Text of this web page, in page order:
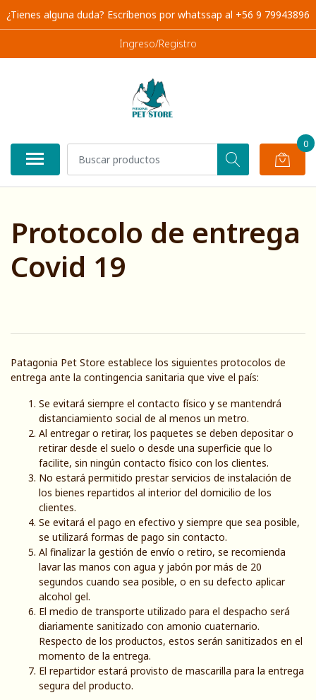
¿Tienes alguna duda? Escríbenos por whatssap al +56 9 79943896
Ingreso/Registro
0
Protocolo de entrega
Covid 19
Patagonia Pet Store establece los siguientes protocolos de
entrega ante la contingencia sanitaria que vive el país:
Se evitará siempre el contacto físico y se mantendrá
distanciamiento social de al menos un metro.
Al entregar o retirar, los paquetes se deben depositar o
retirar desde el suelo o desde una superficie que lo
facilite, sin ningún contacto físico con los clientes.
No estará permitido prestar servicios de instalación de
los bienes repartidos al interior del domicilio de los
clientes.
Se evitará el pago en efectivo y siempre que sea posible,
se utilizará formas de pago sin contacto.
Al finalizar la gestión de envío o retiro, se recomienda
lavar las manos con agua y jabón por más de 20
segundos cuando sea posible, o en su defecto aplicar
alcohol gel.
El medio de transporte utilizado para el despacho será
diariamente sanitizado con amonio cuaternario.
Respecto de los productos, estos serán sanitizados en el
momento de la entrega.
El repartidor estará provisto de mascarilla para la entrega
segura del producto.